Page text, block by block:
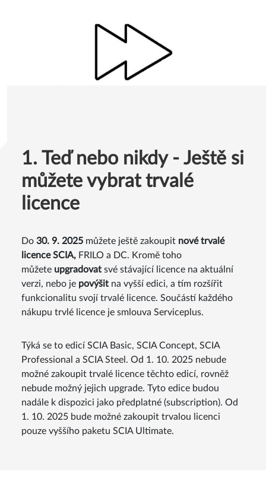
1. Teď nebo nikdy - Ještě si
můžete vybrat trvalé
licence
Do30. 9. 2025můžete ještě zakoupitnové trvalé
licence SCIA, FRILO a DC. Kromě toho
můžeteupgradovatsvé stávající licence na aktuální
verzi, nebo je povýšitna vyšší edici, a tím rozšířit
nákupu trvlé licence je smlouva Serviceplus.
Týká se to edicí SCIA Basic, SCIA Concept, SCIA
Professional a SCIA Steel. Od 1. 10. 2025 nebude
možné zakoupit trvalé licence těchto edicí, rovněž
nebude možný jejich upgrade. Tyto edice budou
nadále k dispozici jako předplatné (subscription). Od